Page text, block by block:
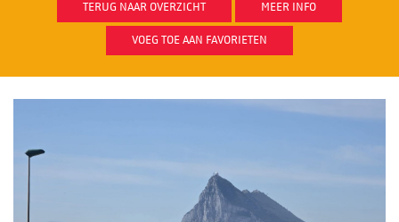
TERUG NAAR OVERZICHT MEER INFO
VOEG TOE AAN FAVORIETEN